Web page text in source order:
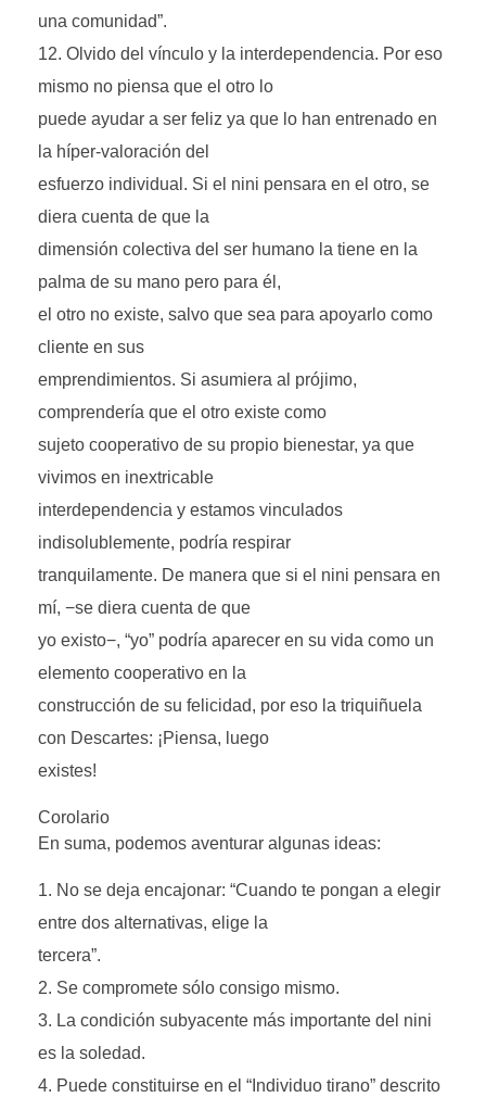
una comunidad”.
Olvido del vínculo y la interdependencia. Por eso
mismo no piensa que el otro lo
puede ayudar a ser feliz ya que lo han entrenado en
la híper-valoración del
esfuerzo individual. Si el nini pensara en el otro, se
diera cuenta de que la
dimensión colectiva del ser humano la tiene en la
palma de su mano pero para él,
el otro no existe, salvo que sea para apoyarlo como
cliente en sus
emprendimientos. Si asumiera al prójimo,
comprendería que el otro existe como
sujeto cooperativo de su propio bienestar, ya que
vivimos en inextricable
interdependencia y estamos vinculados
indisolublemente, podría respirar
tranquilamente. De manera que si el nini pensara en
mí, −se diera cuenta de que
yo existo−, “yo” podría aparecer en su vida como un
elemento cooperativo en la
construcción de su felicidad, por eso la triquiñuela
con Descartes: ¡Piensa, luego
existes!
Corolario
En suma, podemos aventurar algunas ideas:
No se deja encajonar: “Cuando te pongan a elegir
entre dos alternativas, elige la
tercera”.
Se compromete sólo consigo mismo.
La condición subyacente más importante del nini
es la soledad.
Puede constituirse en el “Individuo tirano” descrito